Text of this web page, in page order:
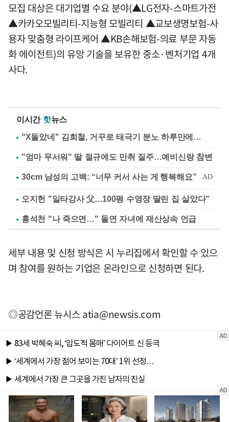
모집 대상은 대기업별 수요 분야(▲LG전자-스마트가전
▲카카오모빌리티-지능형 모빌리티 ▲교보생명보험-사
용자 맞춤형 라이프케어 ▲KB손해보험-의료 부문 자동
화 에이전트)의 유망 기술을 보유한 중소·벤처기업 4개
사다.
이시간 핫뉴스
"X돌았네" 김희철, 거꾸로 태극기 분노 하루만에…
"엄마 무서워" 딸 절규에도 만취 질주…예비신랑 참변
오지헌 "일타강사 父…100평 수영장 딸린 집 살았다"
홍석천 "나 죽으면…" 돌연 자녀에 재산상속 언급
세부 내용 및 신청 방식은 시 누리집에서 확인할 수 있으
며 참여를 원하는 기업은 온라인으로 신청하면 된다.
◎공감언론 뉴시스atia@newsis.com